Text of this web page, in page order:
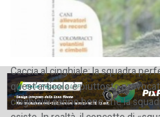
Caccia al cinghiale: la squadra
quest’articolo è piuttosto
cinghialai sanno bene che la